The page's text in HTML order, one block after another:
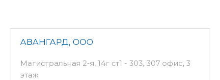
АВАНГАРД, ООО
Магистральная 2-я, 14г ст1 - 303, 307 офис, 3
этаж